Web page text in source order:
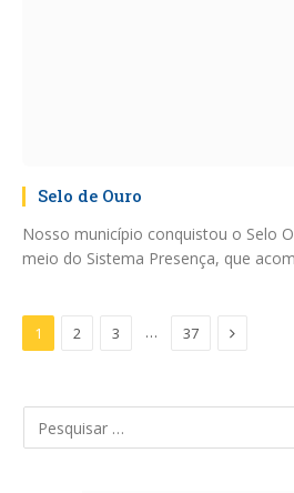
Selo de Ouro
Nosso município conquistou o Selo
meio do Sistema Presença, que
1 2 3 … 37 Proximo